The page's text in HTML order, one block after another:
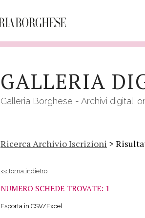
GALLERIA
Galleria Borghese - Archivi digitali
Ricerca Archivio Iscrizioni >
<< torna indietro
NUMERO SCHEDE TROVATE: 1
Esporta in CSV/Excel